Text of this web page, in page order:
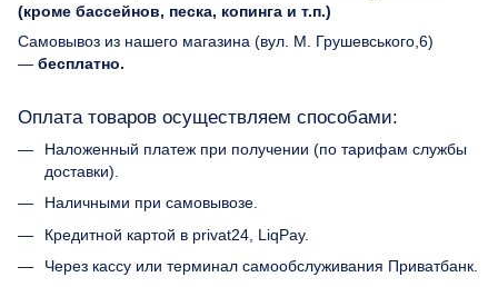
(кроме бассейнов, песка, копинга и т.п.)
Самовывоз из нашего магазина (вул. М. Грушевського,6)
— бесплатно.
Оплата товаров осуществляем способами:
Наложенный платеж при получении (по тарифам службы
доставки).
Наличными при самовывозе.
Кредитной картой в privat24, LiqPay.
Через кассу или терминал самообслуживания Приватбанк.